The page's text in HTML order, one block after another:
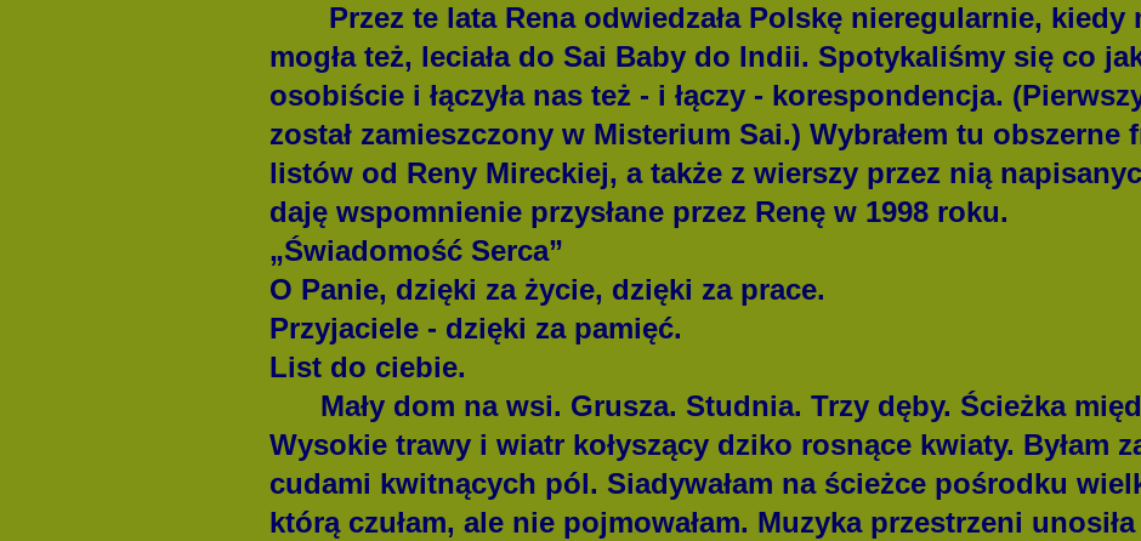
Przez te lata Rena odwiedzała Polskę nieregularnie, kiedy
mogła też, leciała do Sai Baby do Indii. Spotykaliśmy się co
osobiście i łączyła nas też - i łączy - korespondencja.
został zamieszczony w Misterium Sai.) Wybrałem tu obszerne
listów od Reny Mireckiej, a także z wierszy przez nią
daję wspomnienie przysłane przez Renę w 1998 roku.
„Świadomość Serca”
O Panie, dzięki za życie, dzięki za prace.
Przyjaciele - dzięki za pamięć.
List do ciebie.
Mały dom na wsi. Grusza. Studnia. Trzy dęby. Ścieżka
Wysokie trawy i wiatr kołyszący dziko rosnące kwiaty. Byłam
cudami kwitnących pól. Siadywałam na ścieżce pośrodku
którą czułam, ale nie pojmowałam. Muzyka przestrzeni